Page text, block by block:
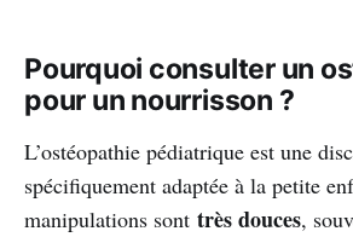
Pourquoi consulter un
pour un nourrisson ?
L’ostéopathie pédiatrique est une
spécifiquement adaptée à la petite
manipulations sont très douces,